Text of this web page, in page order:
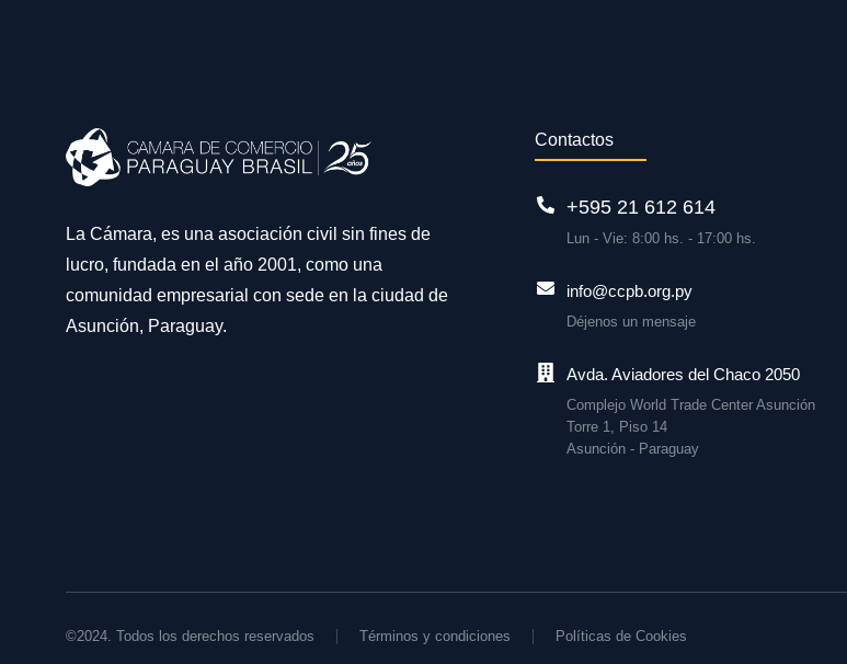
La Cámara, es una asociación civil sin fines de
lucro, fundada en el año 2001, como una
comunidad empresarial con sede en la ciudad de
Asunción, Paraguay.
Contactos
+595 21 612 614
Lun - Vie: 8:00 hs. - 17:00 hs.
info@ccpb.org.py
Déjenos un mensaje
Avda. Aviadores del Chaco 2050
Complejo World Trade Center Asunción
Torre 1, Piso 14
Asunción - Paraguay
©2024. Todos los derechos reservados Términos y condiciones Políticas de Cookies